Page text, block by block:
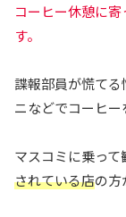
コーヒー休憩に
す。
諜報部員が慌て
ニなどでコーヒー
マスコミに乗って
されている店の方